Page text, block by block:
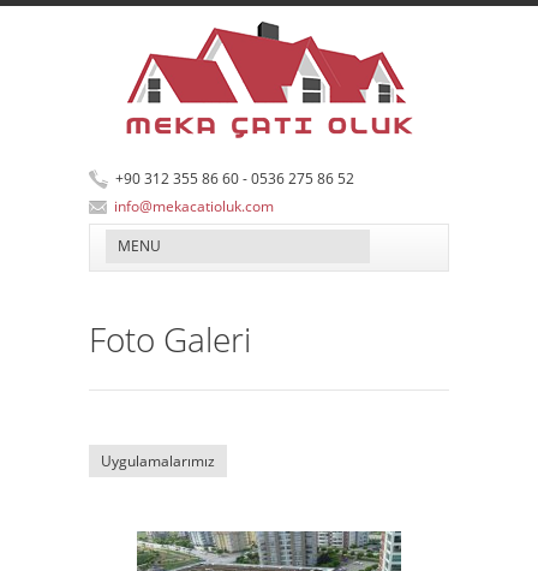
+90 312 355 86 60 - 0536 275 86 52
info@mekacatioluk.com
Foto Galeri
Uygulamalarımız